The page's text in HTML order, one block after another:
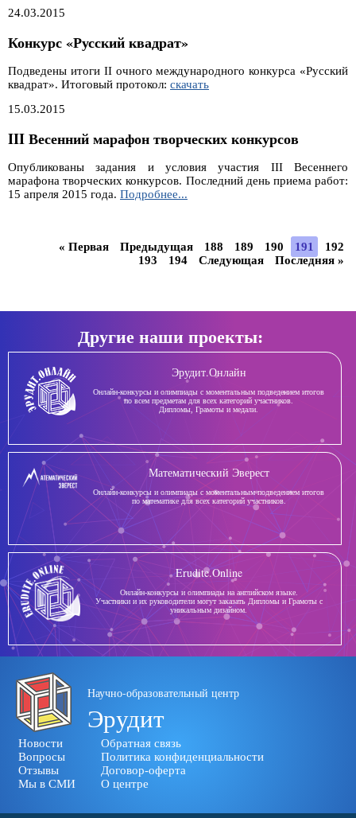
24.03.2015
Конкурс «Русский квадрат»
Подведены итоги II очного международного конкурса «Русский
квадрат». Итоговый протокол: скачать
15.03.2015
III Весенний марафон творческих конкурсов
Опубликованы задания и условия участия III Весеннего
марафона творческих конкурсов. Последний день приема работ:
15 апреля 2015 года. Подробнее...
« Первая Предыдущая 188 189 190 191
192
193
194 Следующая Последняя »
Другие наши проекты:
Эрудит.Онлайн
Онлайн-конкурсы и олимпиады с моментальным подведением итогов
по всем предметам для всех категорий участников.
Дипломы, Грамоты и медали.
Математический Эверест
Онлайн-конкурсы и олимпиады с моментальным подведением итогов
по математике для всех категорий участников.
Erudite.Online
Онлайн-конкурсы и олимпиады на английском языке.
Участники и их руководители могут заказать Дипломы и Грамоты с
уникальным дизайном.
Научно-образовательный центр
Эрудит
Новости
Вопросы
Отзывы
Мы в СМИ
Обратная связь
Политика конфиденциальности
Договор-оферта
О центре